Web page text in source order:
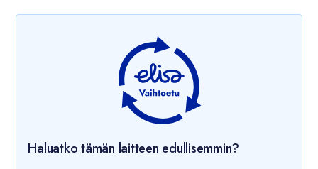
Haluatko tämän laitteen edullisemmin?